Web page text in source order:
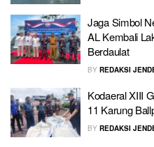
Jaga Simbol
AL Kembali
Berdaulat
BY REDAKSI
Kodaeral XIII
11 Karung
BY REDAKSI